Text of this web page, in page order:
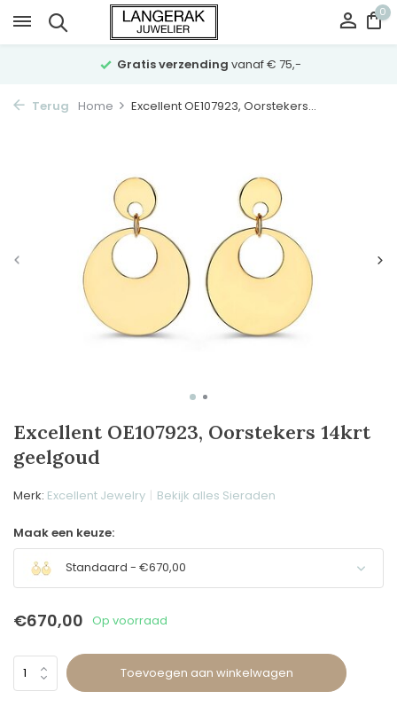
0
Gratis verzending vanaf € 75,-
Terug Home Excellent OE107923, Oorstekers...
Excellent OE107923, Oorstekers 14krt
geelgoud
Merk: Excellent Jewelry Bekijk alles Sieraden
Maak een keuze:
Standaard - €670,00
€670,00 Op voorraad
Toevoegen aan winkelwagen